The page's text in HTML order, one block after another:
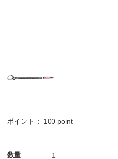
ポイント： 100 point
数量